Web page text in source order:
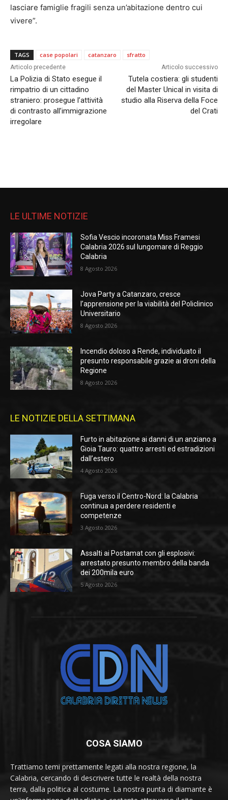
lasciare famiglie fragili senza un’abitazione dentro cui
vivere”.
TAGS case popolari catanzaro sfratto
Articolo precedente
La Polizia di Stato esegue il
rimpatrio di un cittadino
straniero: prosegue l’attività
di contrasto all’immigrazione
irregolare
Articolo successivo
Tutela costiera: gli studenti
del Master Unical in visita di
studio alla Riserva della Foce
del Crati
LE ULTIME NOTIZIE
Sofia Vescio incoronata Miss Framesi
Calabria 2026 sul lungomare di Reggio
Calabria
8 Agosto 2026
Jova Party a Catanzaro, cresce
l’apprensione per la viabilità del Policlinico
Universitario
8 Agosto 2026
Incendio doloso a Rende, individuato il
presunto responsabile grazie ai droni della
Regione
8 Agosto 2026
LE NOTIZIE DELLA SETTIMANA
Furto in abitazione ai danni di un anziano a
Gioia Tauro: quattro arresti ed estradizioni
dall’estero
4 Agosto 2026
Fuga verso il Centro-Nord: la Calabria
continua a perdere residenti e
competenze
3 Agosto 2026
Assalti ai Postamat con gli esplosivi:
arrestato presunto membro della banda
dei 200mila euro
5 Agosto 2026
COSA SIAMO
Trattiamo temi prettamente legati alla nostra regione, la
Calabria, cercando di descrivere tutte le realtà della nostra
terra, dalla politica al costume. La nostra punta di diamante è